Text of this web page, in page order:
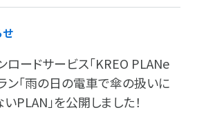
せ
ロードサービス「KREO PLANe
ン「雨の日の電車で傘の扱いに
PLAN」を公開しました！